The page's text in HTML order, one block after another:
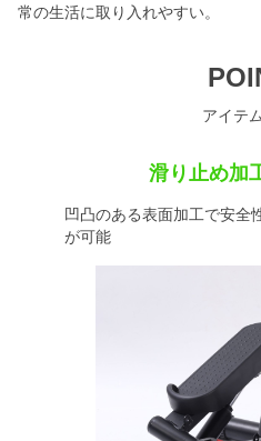
常の生活に取り入れやすい。
アイテ
滑り止め加
凹凸のある表面加工で安全
が可能